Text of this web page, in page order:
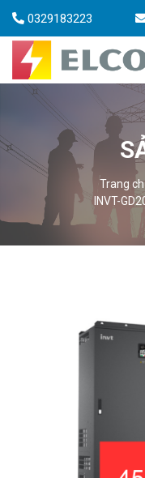
0329183223
Trang
INVT-